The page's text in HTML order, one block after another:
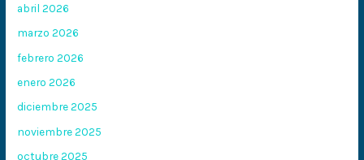
abril 2026
marzo 2026
febrero 2026
enero 2026
diciembre 2025
noviembre 2025
octubre 2025